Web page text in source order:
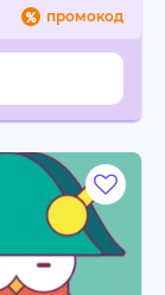
промокод